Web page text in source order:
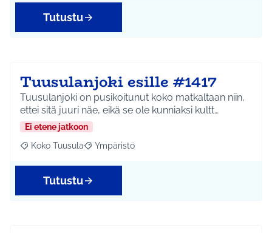
Tutustu
Tuusulanjoki esille #1417
Tuusulanjoki on pusikoitunut koko matkaltaan niin,
ettei sitä juuri näe, eikä se ole kunniaksi kultt…
Ei etene jatkoon
Rajaa tulokset aihepiirin mukaan: Koko Tuusula
Koko Tuusula Rajaa tulokset teeman mukaan: Ympäristö
Ympäristö
Tutustu